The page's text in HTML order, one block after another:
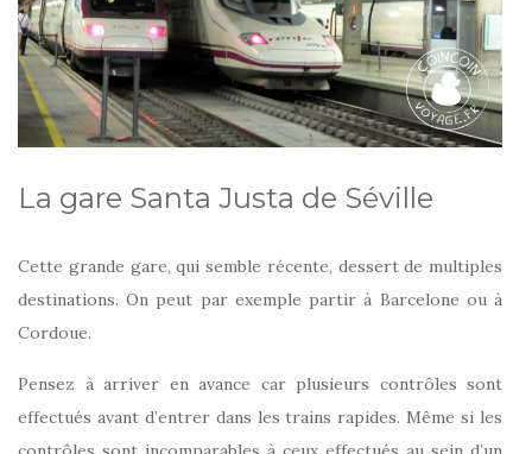
La gare Santa Justa de Séville
Cette grande gare, qui semble récente, dessert de multiples
destinations. On peut par exemple partir à Barcelone ou à
Cordoue.
Pensez à arriver en avance car plusieurs contrôles sont
effectués avant d’entrer dans les trains rapides. Même si les